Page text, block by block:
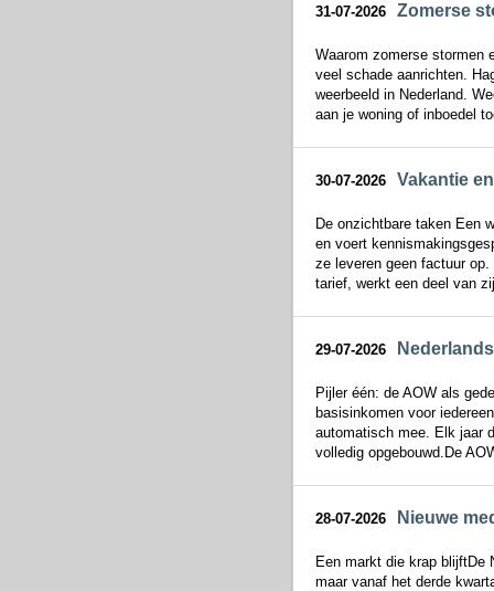
31-07-2026 Zomerse
Waarom zomerse stormen
veel schade aanrichten.
weerbeeld in Nederland.
aan je woning of inboedel
30-07-2026 Vakantie
De onzichtbare taken Een
en voert
ze leveren geen factuur
tarief, werkt een deel van
29-07-2026
Pijler één: de AOW als
basisinkomen voor
automatisch mee. Elk jaar
volledig opgebouwd.De
28-07-2026 Nieuwe
Een markt die krap blijftDe
maar vanaf het derde